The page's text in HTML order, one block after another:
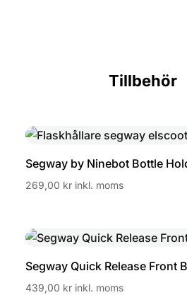
Tillbehör
Segway by Ninebot Bottle
269,00 kr inkl. moms
Segway Quick Release Front
439,00 kr inkl. moms